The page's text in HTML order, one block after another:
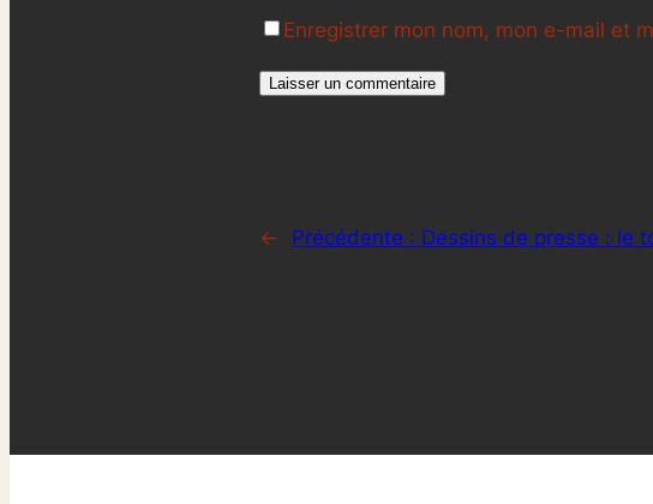
Enregistrer mon nom, mon e-mail et
← Précédente : Dessins de presse : le